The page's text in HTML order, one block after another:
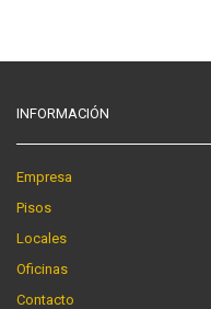
INFORMACIÓN
Empresa
Pisos
Locales
Oficinas
Contacto